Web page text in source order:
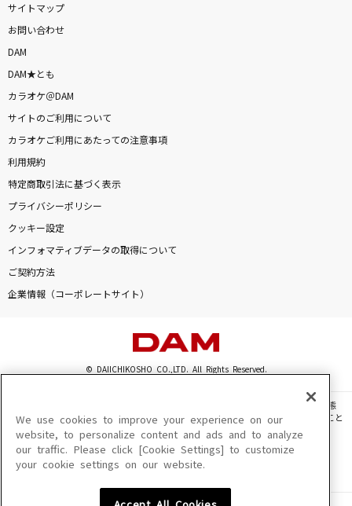
サイトマップ
お問い合わせ
DAM
DAM★とも
カラオケ＠DAM
サイトのご利用について
カラオケご利用にあたっての注意事項
利用規約
特定商取引法に基づく表示
プライバシーポリシー
クッキー設定
インフォマティブデータの取得について
ご契約方法
企業情報（コーポレートサイト）
© DAIICHIKOSHO CO.,LTD. All Rights Reserved.
このサイトに掲載されている一切の文章・画像・写真・動画・音声等を、手段や形態
を問わず、著作権法の定める範囲を超えて無断で複製、転載、ファイル化などすること
を禁じます。
楽曲及びコンテンツは、機種によりご利用いただけない場合があります。
楽曲及びコンテンツの配信日、配信内容が変更になる場合があります。
We use cookies to improve your experience on our
website, to personalize content and ads and to analyze
our traffic. Please click [Cookie Settings] to customize
your cookie settings on our website.